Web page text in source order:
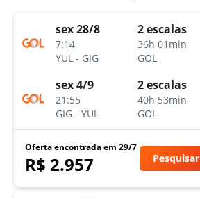
sex 28/8
7:14
YUL - GIG
2 escalas
36h 01min
GOL
sex 4/9
21:55
GIG - YUL
2 escalas
40h 53min
GOL
Oferta encontrada em 29/7
R$ 2.957 Pesquisar